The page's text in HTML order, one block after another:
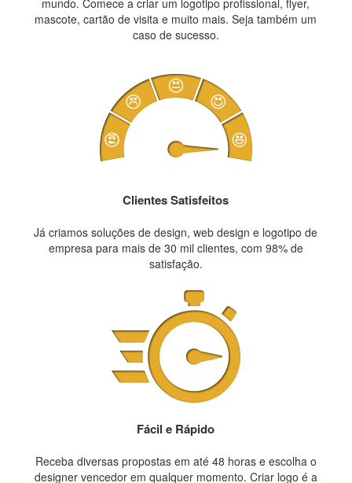
mascote, cartão de visita e muito mais. Seja também um
caso de sucesso.
Clientes Satisfeitos
Já criamos soluções de design, web design e logotipo de
empresa para mais de 30 mil clientes, com 98% de
satisfação.
Fácil e Rápido
Receba diversas propostas em até 48 horas e escolha o
designer vencedor em qualquer momento. Criar logo é a